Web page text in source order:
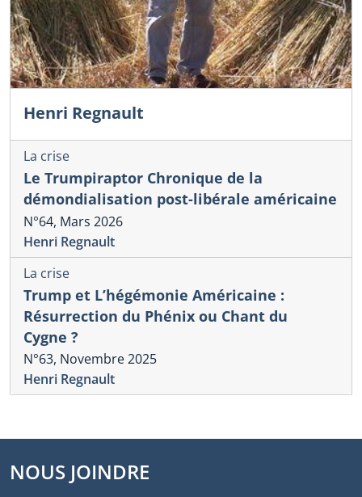
Henri Regnault
La crise
Le Trumpiraptor Chronique de la
démondialisation post-libérale américaine
N°64, Mars 2026
Henri Regnault
La crise
Trump et L’hégémonie Américaine :
Résurrection du Phénix ou Chant du
Cygne ?
N°63, Novembre 2025
Henri Regnault
NOUS JOINDRE